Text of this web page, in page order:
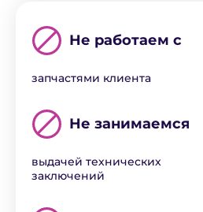
Не работаем с
запчастями клиента
Не занимаемся
выдачей технических
заключений